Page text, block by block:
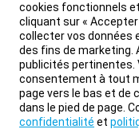
cookies fonctionnels
cliquant sur «
collecter vos données
des fins de marketing.
publicités pertinentes.
consentement à tout
page vers le bas et de
dans le pied de page.
confidentialité et